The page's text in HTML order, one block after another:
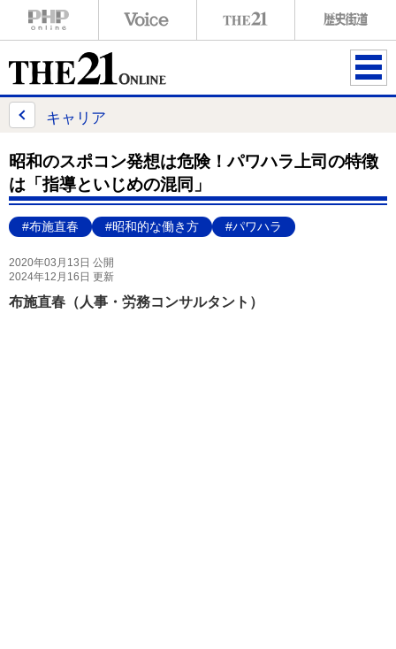
ME
キャリア
昭和のスポコン発想は危険！パワハラ上司の特徴
は「指導といじめの混同」
#布施直春 #昭和的な働き方 #パワハラ
2020年03月13日 公開
2024年12月16日 更新
布施直春（人事・労務コンサルタント）